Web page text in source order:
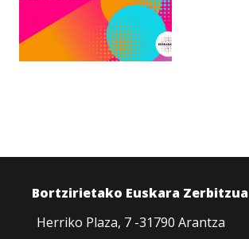
Bortzirietako Euskara Zerbitzua
Herriko Plaza, 7 -31790 Arantza